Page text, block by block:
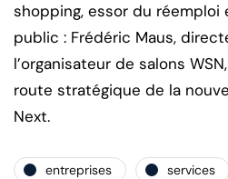
shopping, essor du réemploi
public : Frédéric Maus,
l’organisateur de salons
route stratégique de la
Next.
entreprises services